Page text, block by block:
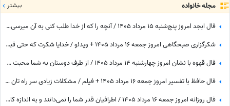
مجله خانواده بیشتر
فال ابجد امروز پنج‌شنبه 15 مرداد 1405 / آنچه را که از خدا طلب کنی به آن میرسی اما ...
شکرگزاری صبحگاهی امروز جمعه 16 مرداد 1405 + ویدئو / خدایا شکرت که حتی قبل از رسیدن آرزوهایم، آرامشِ ایمان به اجابت را در دلم قرار دادی
فال قهوه با نشان امروز چهارشنبه 14 مرداد 1405 / از طرف دوستان به شما محبت می‌شود و هدیه گرانبهایی دریافت خواهید کرد
فال حافظ با تفسیر امروز جمعه 16 مرداد 1405 + فیلم / مشکلات زیادی سر راه تان وجود دارد اما ...
فال روزانه امروز جمعه 16 مرداد 1405 / اطرافیان قدر شما را نمی‌دانند و به اندازه کافی به شما ارزش نمی‌دهند، اما به زودی متوجه می‌شوید که ...